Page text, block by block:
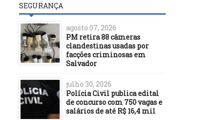
SEGURANÇA
agosto 07, 2026
PM retira 88 câmeras
clandestinas usadas por
facções criminosas em
Salvador
julho 30, 2026
Polícia Civil publica edital
de concurso com 750 vagas e
salários de até R$ 16,4 mil